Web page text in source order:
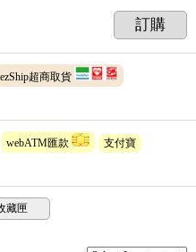
訂購
ezShip超商取貨
webATM匯款
支付寶
藏匣